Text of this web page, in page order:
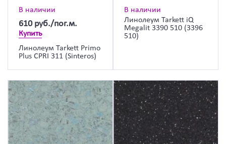
В наличии
610 руб./пог.м.
Купить
Линолеум Tarkett Primo
Plus CPRI 311 (Sinteros)
В наличии
Линолеум Tarkett iQ
Megalit 3390 510 (3396
510)